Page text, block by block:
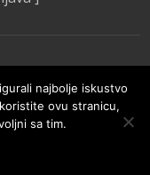
zadržana.
najbolje iskustvo
ovu stranicu,
sa tim.